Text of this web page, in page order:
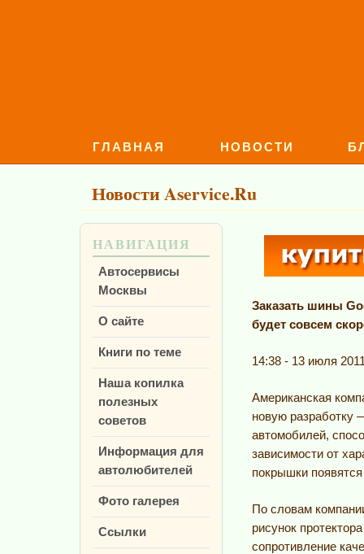
ГЛАВНАЯ НОВОСТИ
Новости Aservice.Ru
НАВИГАЦИЯ
Автосервисы
Москвы
О сайте
Книги по теме
Наша копилка
полезных
советов
Информация для
автолюбителей
Фото галерея
Ссылки
Заказать шины
будет совсем
14:38 - 13 июля
Американская
новую разработку
автомобилей,
зависимости от
покрышки
По словам
рисунок
сопротивление